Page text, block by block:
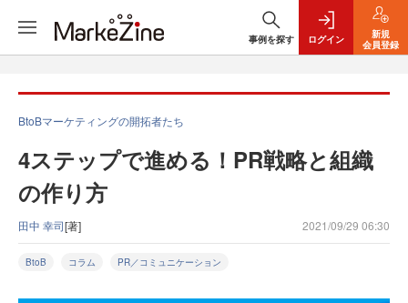
事例を探す ログイン
新規
会員登録
BtoBマーケティングの開拓者たち
4ステップで進める！PR戦略と組織
の作り方
田中 幸司[著] 2021/09/29 06:30
BtoB コラム PR／コミュニケーション